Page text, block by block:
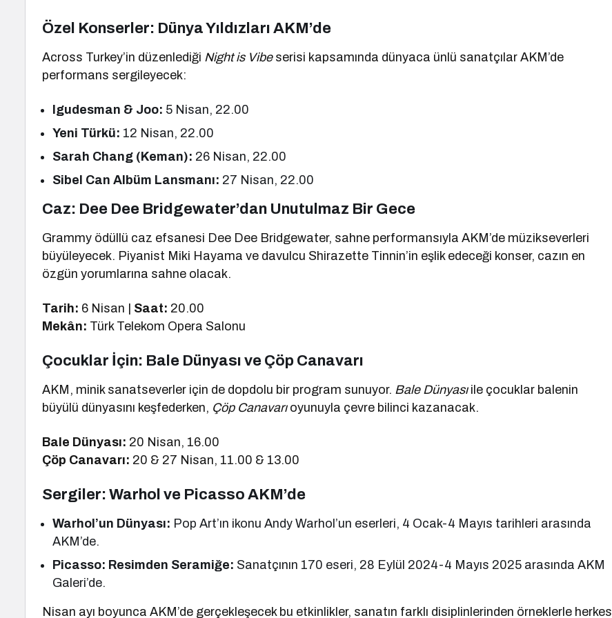
Özel Konserler: Dünya Yıldızları AKM’de
Across Turkey’in düzenlediği Night is Vibeserisi kapsamında dünyaca ünlü sanatçılar AKM’de
performans sergileyecek:
Igudesman & Joo: 5 Nisan, 22.00
Yeni Türkü: 12 Nisan, 22.00
Sarah Chang (Keman): 26 Nisan, 22.00
Sibel Can Albüm Lansmanı: 27 Nisan, 22.00
Caz: Dee Dee Bridgewater’dan Unutulmaz Bir Gece
Grammy ödüllü caz efsanesi Dee Dee Bridgewater, sahne performansıyla AKM’de müzikseverleri
büyüleyecek. Piyanist Miki Hayama ve davulcu Shirazette Tinnin’in eşlik edeceği konser, cazın en
özgün yorumlarına sahne olacak.
Tarih: 6 Nisan | Saat: 20.00
Mekân: Türk Telekom Opera Salonu
Çocuklar İçin: Bale Dünyası ve Çöp Canavarı
AKM, minik sanatseverler için de dopdolu bir program sunuyor. Bale Dünyasıile çocuklar balenin
büyülü dünyasını keşfederken, Çöp Canavarıoyunuyla çevre bilinci kazanacak.
Bale Dünyası: 20 Nisan, 16.00
Çöp Canavarı: 20 & 27 Nisan, 11.00 & 13.00
Sergiler: Warhol ve Picasso AKM’de
Warhol’un Dünyası: Pop Art’ın ikonu Andy Warhol’un eserleri, 4 Ocak-4 Mayıs tarihleri arasında
AKM’de.
Picasso: Resimden Seramiğe: Sanatçının 170 eseri, 28 Eylül 2024-4 Mayıs 2025 arasında AKM
Galeri’de.
Nisan ayı boyunca AKM’de gerçekleşecek bu etkinlikler, sanatın farklı disiplinlerinden örneklerle herkes